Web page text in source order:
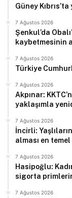
Güney
7 Ağustos 2026
Şenkul’da
kaybetmesinin
7 Ağustos 2026
Türkiye
7 Ağustos 2026
Akpınar:
yaklaşımla
7 Ağustos 2026
İncirli:
alması en
7 Ağustos 2026
Hasipoğlu:
sigorta
7 Ağustos 2026